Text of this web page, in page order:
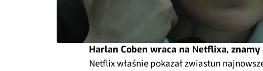
Harlan Coben wraca na Netflixa,
Netflix właśnie pokazał zwiastun